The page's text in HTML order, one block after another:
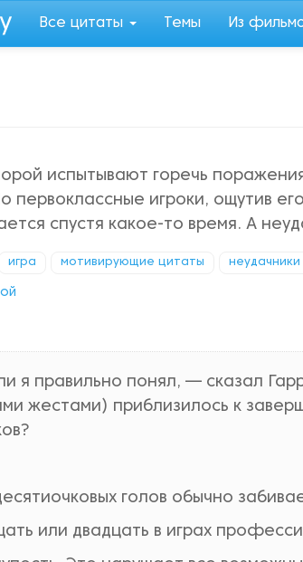
Все цитаты Темы Из
испытывают горечь
первоклассные игроки, ощутив
спустя какое-то время. А
игра мотивирующие цитаты неудачники
я правильно понял, — сказал
жестами) приблизилось к
голов обычно
или двадцать в играх